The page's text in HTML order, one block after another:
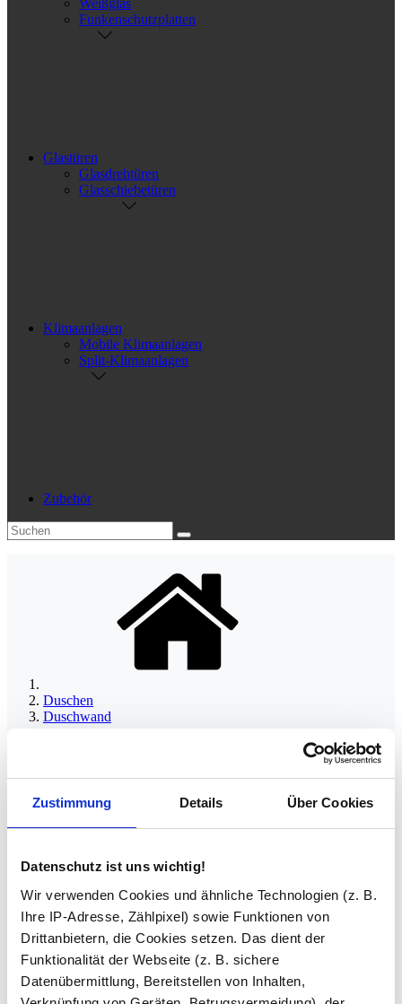
Zustimmung Details Über Cookies
Datenschutz ist uns wichtig!
Wir verwenden Cookies und ähnliche Technologien (z. B.
Ihre IP-Adresse, Zählpixel) sowie Funktionen von
Drittanbietern, die Cookies setzen. Das dient der
Funktionalität der Webseite (z. B. sichere
Datenübermittlung, Bereitstellen von Inhalten,
Weißglas
Funkenschutzplatten
Glastüren
Glasdrehtüren
Glasschiebetüren
Klimaanlagen
Mobile Klimaanlagen
Split-Klimaanlagen
Zubehör
Duschen
Duschwand
Duschabtrennung Walk-In freistehend | mit